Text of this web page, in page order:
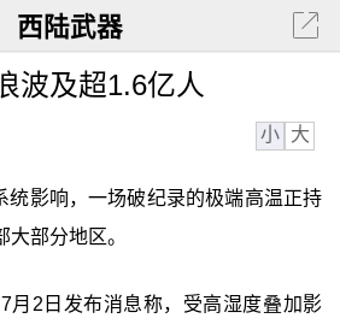
西陆武器
波及超1.6亿人
小 大
统影响，一场破纪录的极端高温正持
部分地区。
月2日发布消息称，受高湿度叠加影